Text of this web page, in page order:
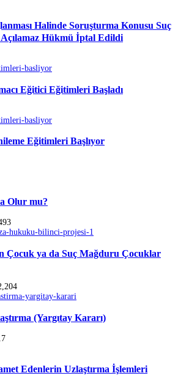
Halinde Soruşturma Konusu Suç
Hükmü İptal Edildi
Eğitici Eğitimleri Başladı
Eğitimleri Başlıyor
Olur mu?
Çocuk ya da Suç Mağduru Çocuklar
(Yargıtay Kararı)
Edenlerin Uzlaştırma İşlemleri